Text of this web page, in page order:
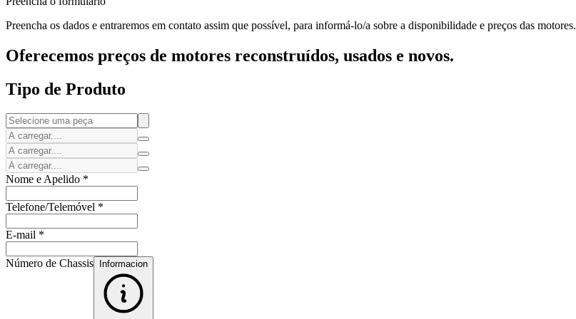
Preencha os dados e entraremos em contato assim que possível, para informá-lo/a sobre a disponibilidade e preços das motores.
Oferecemos preços de motores reconstruídos, usados e novos.
Tipo de Produto
Nome e Apelido *
Telefone/Telemóvel *
E-mail *
Número de Chassis Informacion